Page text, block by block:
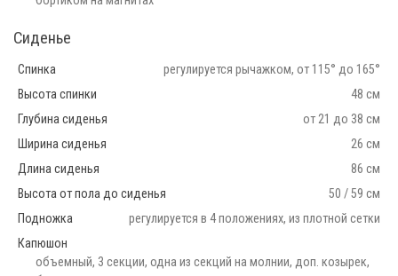
Сиденье
Спинка
регулируется рычажком, от 115° до 165°
Высота спинки
48 см
Глубина сиденья
от 21 до 38 см
Ширина сиденья
26 см
Длина сиденья
86 см
Высота от пола до сиденья
50 / 59 см
Подножка
регулируется в 4 положениях, из плотной сетки
Капюшон
объемный, 3 секции, одна из секций на молнии, доп. козырек,